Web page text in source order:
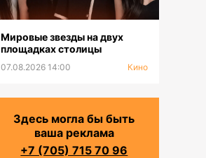
Мировые звезды на двух
площадках столицы
07.08.2026 14:00 Кино
Здесь могла бы быть
ваша реклама
+7 (705) 715 70 96